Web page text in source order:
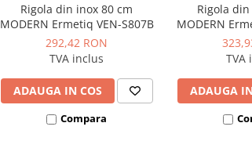
Rigola din inox 80 cm
MODERN Ermetiq VEN-S807B
292,42 RON
TVA inclus
ADAUGA IN COS
Compara
Rigola
MODERN
TVA
ADAUGA